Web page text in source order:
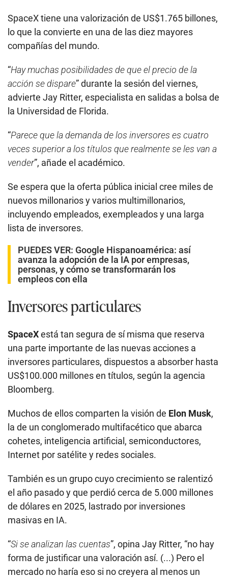
SpaceX tiene una valorización de US$1.765 billones,
lo que la convierte en una de las diez mayores
compañías del mundo.
“Hay muchas posibilidades de que el precio de la
acción se dispare” durante la sesión del viernes,
advierte Jay Ritter, especialista en salidas a bolsa de
la Universidad de Florida.
“Parece que la demanda de los inversores es cuatro
veces superior a los títulos que realmente se les van a
vender”, añade el académico.
Se espera que la oferta pública inicial cree miles de
nuevos millonarios y varios multimillonarios,
incluyendo empleados, exempleados y una larga
lista de inversores.
PUEDES VER: Google Hispanoamérica: así
avanza la adopción de la IA por empresas,
personas, y cómo se transformarán los
empleos con ella
Inversores particulares
SpaceXestá tan segura de sí misma que reserva
una parte importante de las nuevas acciones a
inversores particulares, dispuestos a absorber hasta
US$100.000 millones en títulos, según la agencia
Bloomberg.
Muchos de ellos comparten la visión de Elon Musk,
la de un conglomerado multifacético que abarca
cohetes, inteligencia artificial, semiconductores,
Internet por satélite y redes sociales.
También es un grupo cuyo crecimiento se ralentizó
el año pasado y que perdió cerca de 5.000 millones
de dólares en 2025, lastrado por inversiones
masivas en IA.
“Si se analizan las cuentas”, opina Jay Ritter, “no hay
forma de justificar una valoración así. (...) Pero el
mercado no haría eso si no creyera al menos un